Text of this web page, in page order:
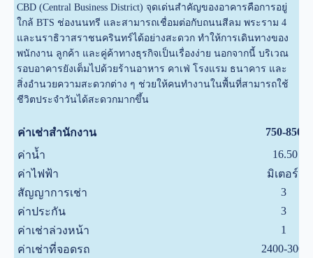
CBD (Central Business District) จุดเด่นสำคัญของอาคารคือการอยู่
ใกล้ BTS ช่องนนทรี และสามารถเชื่อมต่อกับถนนสีลม พระราม 4
และนราธิวาสราชนครินทร์ได้อย่างสะดวก ทำให้การเดินทางของ
พนักงาน ลูกค้า และคู่ค้าทางธุรกิจเป็นเรื่องง่าย นอกจากนี้ บริเวณ
รอบอาคารยังเต็มไปด้วยร้านอาหาร คาเฟ่ โรงแรม ธนาคาร และ
สิ่งอำนวยความสะดวกต่าง ๆ ช่วยให้คนทำงานในพื้นที่สามารถใช้
ชีวิตประจำวันได้สะดวกมากขึ้น
ค่าเช่าสำนักงาน
750-850
ค่าน้ำ
16.50
ค่าไฟฟ้า
มิเตอร์
สัญญาการเช่า
3
ค่าประกัน
3
ค่าเช่าล่วงหน้า
1
ค่าเช่าที่จอดรถ
2400-3000